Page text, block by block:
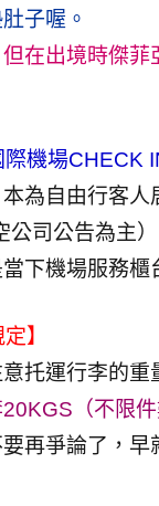
子喔。
在出境時傑
機場CHECK
為自由行客
公司公告為主
下機場服務櫃
】
托運行李的
（不限
再爭論了，